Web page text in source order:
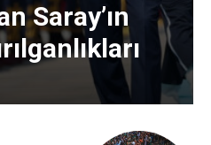
Saray’ın